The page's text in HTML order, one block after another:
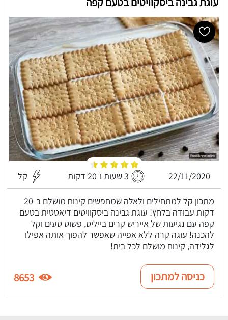
22/11/2020 3 שעות ו-20 דקות קל
מתכון קל למתחילים ולאלה שמחפשים קינוח מושלם ב-20
דקות עבודה בלחץ! עוגת גבינה ביסקוויטים דיאטטית בטעם
קפה עם נגיעות של אייריש קרים בייליס, פשוט טעים וקל
להכנה! עוגה קרה ללא אפייה שאפשר להפוך אותה אפילו
לגלידה, קינוח מושלם לכל בית!
כניסה למתכון 8653